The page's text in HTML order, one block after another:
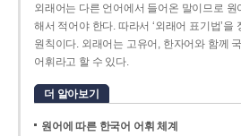
외래어는 다른 언어에서 들어온 말이므로
해서 적어야 한다. 따라서 ‘외래어 표기법’을
원칙이다. 외래어는 고유어, 한자어와 함께
어휘라고 할 수 있다.
더 알아보기
원어에 따른 한국어 어휘 체계